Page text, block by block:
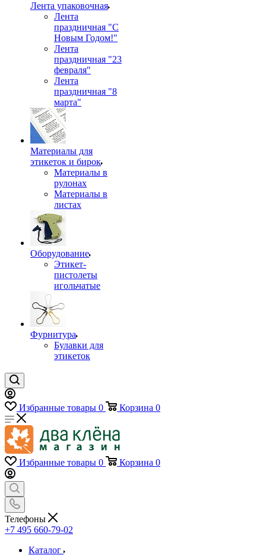
Лента упаковочная
Лента
праздничная "С
Новым Годом!"
Лента
праздничная "23
февраля"
Лента
праздничная "8
марта"
Материалы для
этикеток и бирок
Материалы в
рулонах
Материалы в
листах
Оборудование
Этикет-
пистолеты
игольчатые
Фурнитура
Булавки для
этикеток
Избранные товары 0 Корзина 0
Избранные товары 0 Корзина 0
Телефоны
+7 495 660-79-02
Каталог